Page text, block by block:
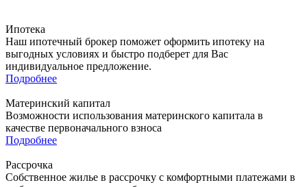
Ипотека
Наш ипотечный брокер поможет оформить ипотеку на
выгодных условиях и быстро подберет для Вас
индивидуальное предложение.
Подробнее
Материнский капитал
Возможности использования материнского капитала в
качестве первоначального взноса
Подробнее
Рассрочка
Собственное жилье в рассрочку с комфортными платежами в